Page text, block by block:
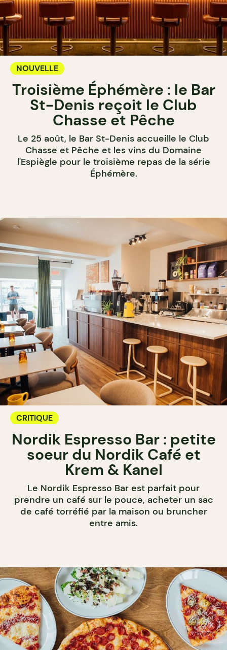
NOUVELLE
Troisième Éphémère : le Bar
St-Denis reçoit le Club
Chasse et Pêche
Le 25 août, le Bar St-Denis accueille le Club
Chasse et Pêche et les vins du Domaine
l'Espiègle pour le troisième repas de la série
Éphémère.
CRITIQUE
Nordik Espresso Bar : petite
soeur du Nordik Café et
Krem & Kanel
Le Nordik Espresso Bar est parfait pour
prendre un café sur le pouce, acheter un sac
de café torréfié par la maison ou bruncher
entre amis.